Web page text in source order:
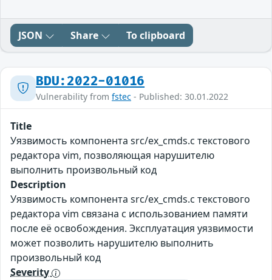
JSON Share To clipboard
BDU:2022-01016
Vulnerability from fstec - Published: 30.01.2022
Title
Уязвимость компонента src/ex_cmds.c текстового
редактора vim, позволяющая нарушителю
выполнить произвольный код
Description
Уязвимость компонента src/ex_cmds.c текстового
редактора vim связана с использованием памяти
после её освобождения. Эксплуатация уязвимости
может позволить нарушителю выполнить
произвольный код
Severity